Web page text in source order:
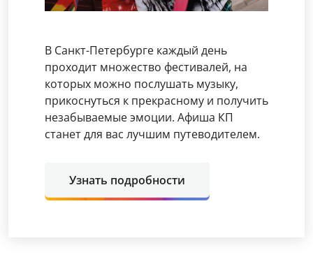
В Санкт-Петербурге каждый день
проходит множество фестивалей, на
которых можно послушать музыку,
прикоснуться к прекрасному и получить
незабываемые эмоции. Афиша КП
станет для вас лучшим путеводителем.
Узнать подробности